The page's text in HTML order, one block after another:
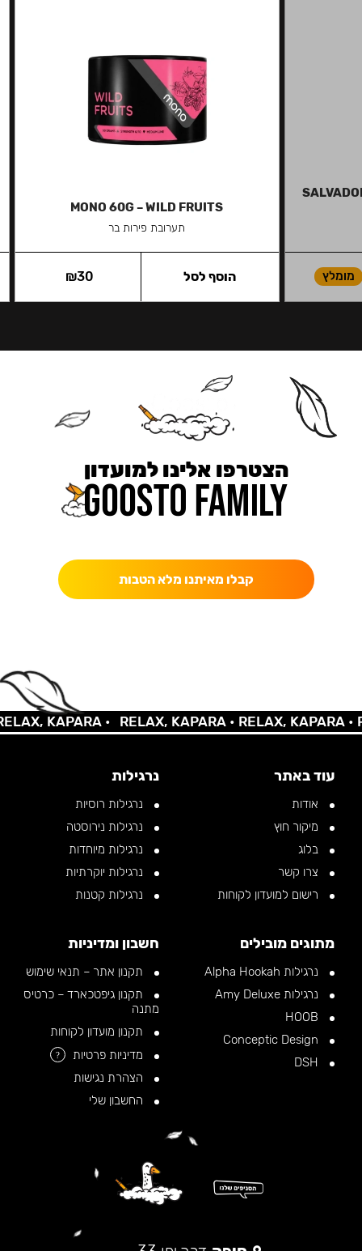
מומלץ
MONO 60G – WILD FRUITS
תערובת פירות בר
₪30 הוסף לסל
הצטרפו אלינו למועדון
קבלו מאיתנו מלא הטבות
KAPARA • RELAX, KAPARA •RELAX, KAPARA •
עוד באתר
אודות
מיקור חוץ
בלוג
צרו קשר
רישום למועדון לקוחות
נרגילות
נרגילות רוסיות
נרגילות נירוסטה
נרגילות מיוחדות
נרגילות יוקרתיות
נרגילות קטנות
מתוגים מובילים
נרגילות Alpha Hookah
נרגילות Amy Deluxe
חשבון ומדיניות
תקנון אתר – תנאי שימוש
תקנון גיפטכארד – כרטיס
מתנה
תקנון מועדון לקוחות
מדיניות פרטיות
?
הצהרת נגישות
החשבון שלי